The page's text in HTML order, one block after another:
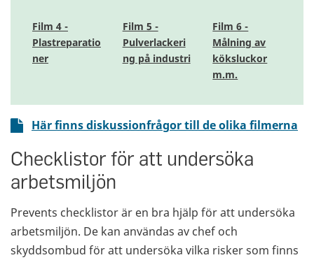
Film 4 -
Plastreparatio
ner
Film 5 -
Pulverlackeri
ng på industri
Film 6 -
Målning av
köksluckor
m.m.
Här finns diskussionfrågor till de olika filmerna
Checklistor för att undersöka
arbetsmiljön
Prevents checklistor är en bra hjälp för att undersöka
arbetsmiljön. De kan användas av chef och
skyddsombud för att undersöka vilka risker som finns